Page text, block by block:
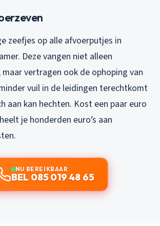
zeefjes op alle afvoerputjes in
Deze vangen niet alleen
vertragen ook de ophoping van
vuil in de leidingen terechtkomt
aan kan hechten. Kost een paar euro
je honderden euro’s aan
NU BEREIKBAAR
BEL 085 019 48 65